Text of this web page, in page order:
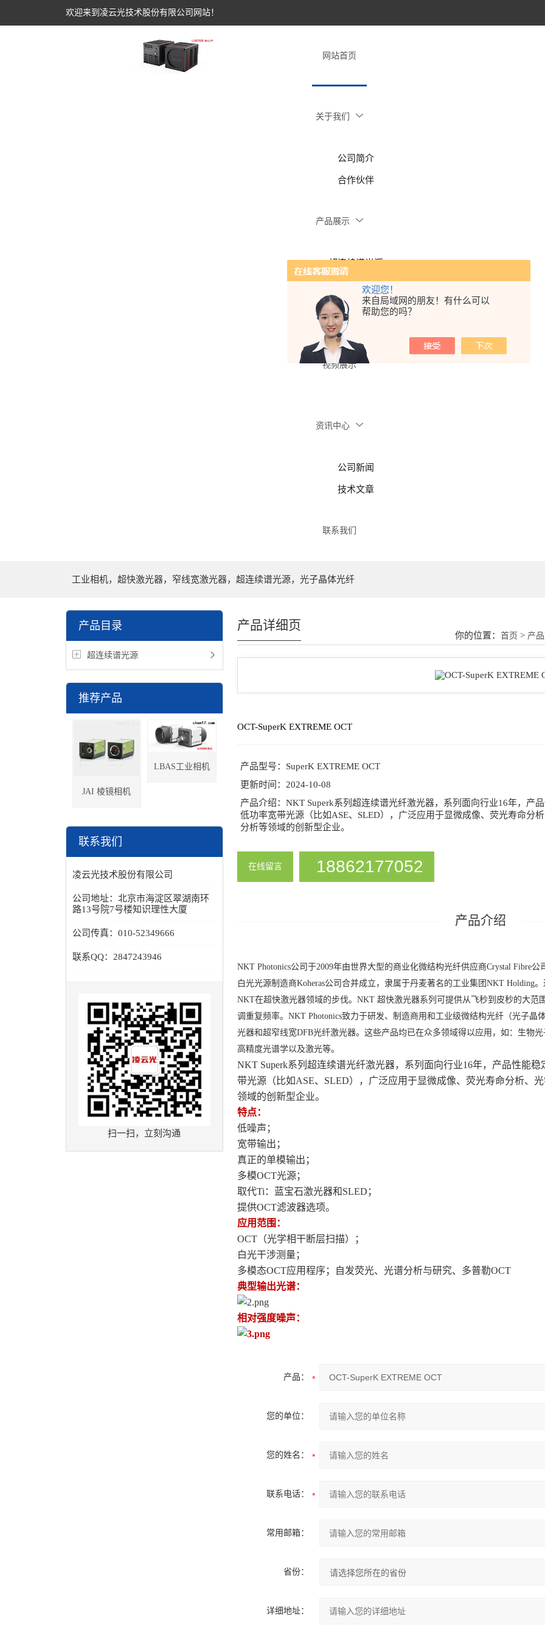
欢迎您！
来自局域网的朋友！有什么可以
帮助您的吗？
欢迎来到凌云光技术股份有限公司网站！
网站首页
关于我们
公司简介
合作伙伴
产品展示
超连续谱光源
行业应用
视频展示
资讯中心
公司新闻
技术文章
联系我们
工业相机，超快激光器，窄线宽激光器，超连续谱光源，光子晶体光纤
产品目录
超连续谱光源
推荐产品
JAI 棱镜相机
LBAS工业相机
联系我们
凌云光技术股份有限公司
公司地址： 北京市海淀区翠湖南环
路13号院7号楼知识理性大厦
公司传真： 010-52349666
联系QQ： 2847243946
扫一扫，立刻沟通
你的位置：首页 > 产
产品详细页
OCT-SuperK EXTREME OCT
产品型号： SuperK EXTREME OCT
更新时间： 2024-10-08
产品介绍： NKT Superk系列超连续谱光纤激光器，系列面向行业16年，产
低功率宽带光源（比如ASE、SLED），广泛应用于显微成像、荧光寿命分
分析等领域的创新型企业。
在线留言 18862177052
NKT Photonics公司于2009年由世界大型的商业化微结构光纤供应商Crystal Fibre
白光光源制造商Koheras公司合并成立，隶属于丹麦著名的工业集团NKT Holding
NKT在超快激光器领域的步伐。NKT 超快激光器系列可提供从飞秒到皮秒的大范
调重复频率。NKT Photonics致力于研发、制造商用和工业级微结构光纤（光子晶
光器和超窄线宽DFB光纤激光器。这些产品均已在众多领域得以应用，如：生物
高精度光谱学以及激光等。
NKT Superk系列超连续谱光纤激光器，系列面向行业16年，产品性能
带光源（比如ASE、SLED），广泛应用于显微成像、荧光寿命分析、
领域的创新型企业。
特点：
低噪声；
宽带输出；
真正的单模输出；
多模OCT光源；
取代Ti：蓝宝石激光器和SLED；
提供OCT滤波器选项。
应用范围：
OCT（光学相干断层扫描）；
白光干涉测量；
多模态OCT应用程序；自发荧光、光谱分析与研究、多普勒OCT
典型输出光谱：
相对强度噪声：
产品：
您的单位：
您的姓名：
联系电话：
常用邮箱：
省份：
详细地址：